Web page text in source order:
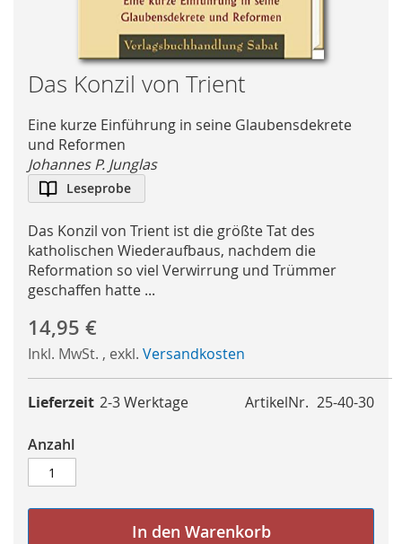
Skip
to
the
beginning
of
the
images
Das Konzil von Trient
Eine kurze Einführung in seine Glaubensdekrete
und Reformen
Johannes P. Junglas
Leseprobe
Das Konzil von Trient ist die größte Tat des
katholischen Wiederaufbaus, nachdem die
Reformation so viel Verwirrung und Trümmer
geschaffen hatte ...
14,95 €
Inkl. MwSt. , exkl. Versandkosten
ArtikelNr. 25-40-30
Lieferzeit 2-3 Werktage
Anzahl
In den Warenkorb